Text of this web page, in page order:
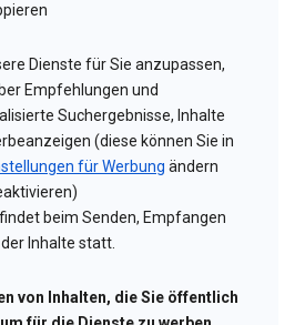
Dienste für Sie anzupassen,
Empfehlungen und
Suchergebnisse, Inhalte
(diese können Sie in
für Werbung ändern
beim Senden, Empfangen
Inhalte statt.
von Inhalten, die Sie öffentlich